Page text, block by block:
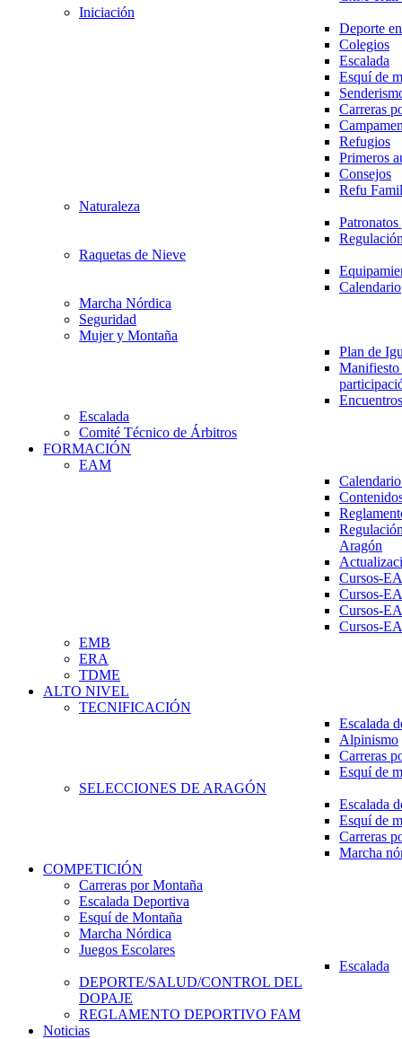
Iniciación
Deporte
Colegios
Escalada
Esquí de
Carreras
Refugios
Primeros
Consejos
Refu
Naturaleza
Raquetas de Nieve
Calendario
Marcha Nórdica
Seguridad
Mujer y Montaña
Plan de
Escalada
Comité Técnico de Árbitros
FORMACIÓN
EAM
Aragón
Cursos-
Cursos-
Cursos-
Cursos-
EMB
ERA
TDME
ALTO NIVEL
TECNIFICACIÓN
Escalada
Alpinismo
Carreras
Esquí de
SELECCIONES DE ARAGÓN
Escalada
Esquí de
Carreras
Marcha
COMPETICIÓN
Carreras por Montaña
Escalada Deportiva
Esquí de Montaña
Marcha Nórdica
Juegos Escolares
Escalada
DEPORTE/SALUD/CONTROL DEL
DOPAJE
REGLAMENTO DEPORTIVO FAM
Noticias